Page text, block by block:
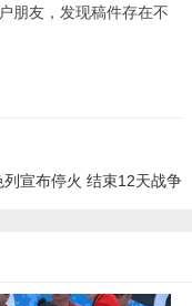
朋友，发现稿件存在不
列宣布停火 结束12天战争